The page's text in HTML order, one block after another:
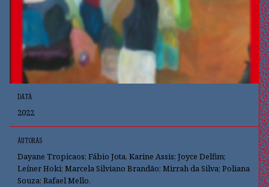
DATA
2022
AUTORAS
Dayane Tropicaos; Fábio Jota, Karine Assis; Joyce Delfim;
Leíner Hoki; Marcela Silviano Brandão; Mirrah da Silva; Poliana
Souza; Rafael Mello.